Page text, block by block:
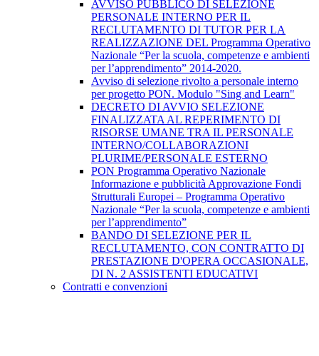
AVVISO PUBBLICO DI SELEZIONE
PERSONALE INTERNO PER IL
RECLUTAMENTO DI TUTOR PER LA
REALIZZAZIONE DEL Programma Operativo
Nazionale “Per la scuola, competenze e ambienti
per l’apprendimento” 2014-2020.
Avviso di selezione rivolto a personale interno
per progetto PON. Modulo "Sing and Learn"
DECRETO DI AVVIO SELEZIONE
FINALIZZATA AL REPERIMENTO DI
RISORSE UMANE TRA IL PERSONALE
INTERNO/COLLABORAZIONI
PLURIME/PERSONALE ESTERNO
PON Programma Operativo Nazionale
Informazione e pubblicità Approvazione Fondi
Strutturali Europei – Programma Operativo
Nazionale “Per la scuola, competenze e ambienti
per l’apprendimento”
BANDO DI SELEZIONE PER IL
RECLUTAMENTO, CON CONTRATTO DI
PRESTAZIONE D'OPERA OCCASIONALE,
DI N. 2 ASSISTENTI EDUCATIVI
Contratti e convenzioni